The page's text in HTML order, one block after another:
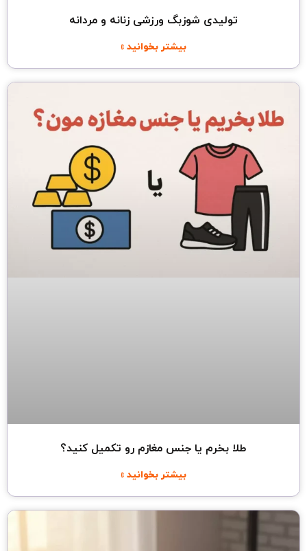
تولیدی شوزبگ ورزشی زنانه و مردانه
بیشتر بخوانید »
طلا بخرم یا جنس مغازم رو تکمیل کنید؟
بیشتر بخوانید »